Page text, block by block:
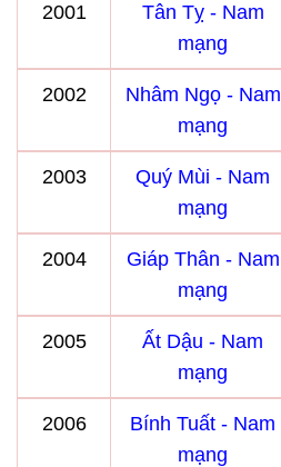
2001
Tân Tỵ - Nam
mạng
2002
Nhâm Ngọ - Nam
mạng
2003
Quý Mùi - Nam
mạng
2004
Giáp Thân - Nam
mạng
2005
Ất Dậu - Nam
mạng
2006
Bính Tuất - Nam
mạng